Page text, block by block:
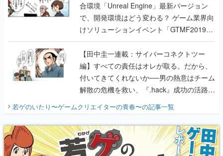
合環境「Unreal Engine」最新バージョン
で、開発環境はどう変わる？ ゲーム業界向
けソリューションイベント「GTMF2019」
に行って、より理解を深めよう【PR】
【田中圭一連載：サイバーコネクトツー
編】すべての責任はオレが取る。だから、
付いてきてくれないか──男の熱意はチーム
解散の危機を救い、『.hack』成功の活路を
開く。業界の快男児・松山 洋に流れる血は
『少年ジャンプ』色だった【若ゲのいた
り】
若ゲのいたり〜ゲームクリエイターの青春〜の記事一覧